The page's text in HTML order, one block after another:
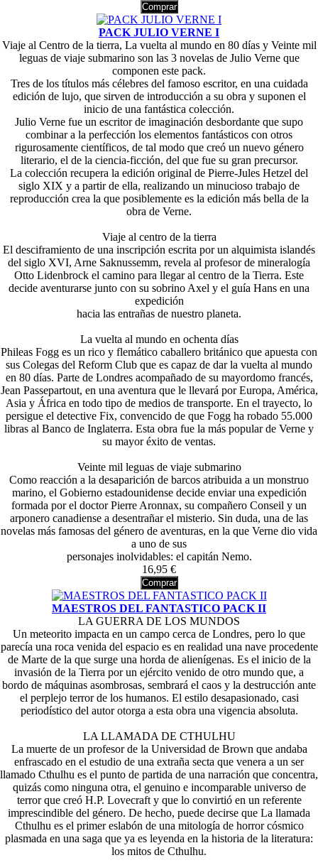
Comprar
PACK JULIO VERNE I
Viaje al Centro de la tierra, La vuelta al mundo en 80 días y Veinte mil
leguas de viaje submarino son las 3 novelas de Julio Verne que
componen este pack.
Tres de los títulos más célebres del famoso escritor, en una cuidada
edición de lujo, que sirven de introducción a su obra y suponen el
inicio de una fantástica colección.
Julio Verne fue un escritor de imaginación desbordante que supo
combinar a la perfección los elementos fantásticos con otros
rigurosamente científicos, de tal modo que creó un nuevo género
literario, el de la ciencia-ficción, del que fue su gran precursor.
La colección recupera la edición original de Pierre-Jules Hetzel del
siglo XIX y a partir de ella, realizando un minucioso trabajo de
reproducción crea la que posiblemente es la edición más bella de la
obra de Verne.
Viaje al centro de la tierra
El desciframiento de una inscripción escrita por un alquimista islandés
del siglo XVI, Arne Saknussemm, revela al profesor de mineralogía
Otto Lidenbrock el camino para llegar al centro de la Tierra. Este
decide aventurarse junto con su sobrino Axel y el guía Hans en una
expedición
hacia las entrañas de nuestro planeta.
La vuelta al mundo en ochenta días
Phileas Fogg es un rico y flemático caballero británico que apuesta con
sus Colegas del Reform Club que es capaz de dar la vuelta al mundo
en 80 días. Parte de Londres acompañado de su mayordomo francés,
Jean Passepartout, en una aventura que le llevará por Europa, América,
Asia y África en todo tipo de medios de transporte. En el trayecto, lo
persigue el detective Fix, convencido de que Fogg ha robado 55.000
libras al Banco de Inglaterra. Esta obra fue la más popular de Verne y
su mayor éxito de ventas.
Veinte mil leguas de viaje submarino
Como reacción a la desaparición de barcos atribuida a un monstruo
marino, el Gobierno estadounidense decide enviar una expedición
formada por el doctor Pierre Aronnax, su compañero Conseil y un
arponero canadiense a desentrañar el misterio. Sin duda, una de las
novelas más famosas del género de aventuras, en la que Verne dio vida
a uno de sus
personajes inolvidables: el capitán Nemo.
16,95 €
Comprar
MAESTROS DEL FANTASTICO PACK II
LA GUERRA DE LOS MUNDOS
Un meteorito impacta en un campo cerca de Londres, pero lo que
parecía una roca venida del espacio es en realidad una nave procedente
de Marte de la que surge una horda de alienígenas. Es el inicio de la
invasión de la Tierra por un ejército venido de otro mundo que, a
bordo de máquinas asombrosas, sembrará el caos y la destrucción ante
el perplejo terror de los humanos. El estilo desapasionado, casi
periodístico del autor otorga a esta obra una vigencia absoluta.
LA LLAMADA DE CTHULHU
La muerte de un profesor de la Universidad de Brown que andaba
enfrascado en el estudio de una extraña secta que venera a un ser
llamado Cthulhu es el punto de partida de una narración que concentra,
quizás como ninguna otra, el genuino e incomparable universo de
terror que creó H.P. Lovecraft y que lo convirtió en un referente
imprescindible del género. De hecho, puede decirse que La llamada
Cthulhu es el primer eslabón de una mitología de horror cósmico
plasmada en una saga que ya es leyenda en la historia de la literatura:
los mitos de Cthulhu.